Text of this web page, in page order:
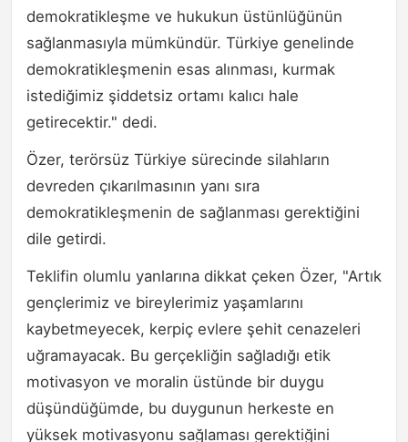
demokratikleşme ve hukukun üstünlüğünün
sağlanmasıyla mümkündür. Türkiye genelinde
demokratikleşmenin esas alınması, kurmak
istediğimiz şiddetsiz ortamı kalıcı hale
getirecektir." dedi.
Özer, terörsüz Türkiye sürecinde silahların
devreden çıkarılmasının yanı sıra
demokratikleşmenin de sağlanması gerektiğini
dile getirdi.
Teklifin olumlu yanlarına dikkat çeken Özer, "Artık
gençlerimiz ve bireylerimiz yaşamlarını
kaybetmeyecek, kerpiç evlere şehit cenazeleri
uğramayacak. Bu gerçekliğin sağladığı etik
motivasyon ve moralin üstünde bir duygu
düşündüğümde, bu duygunun herkeste en
yüksek motivasyonu sağlaması gerektiğini